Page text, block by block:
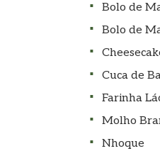
Bolo de
Bolo de
Cuca de
Farinha
Molho
Nhoque